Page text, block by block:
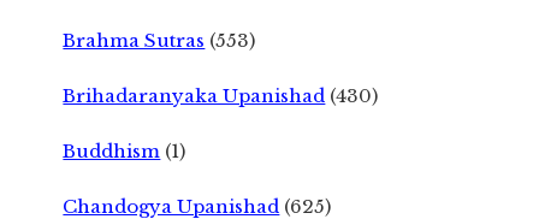
Brahma Sutras (553)
Brihadaranyaka Upanishad (430)
Buddhism (1)
Chandogya Upanishad (625)